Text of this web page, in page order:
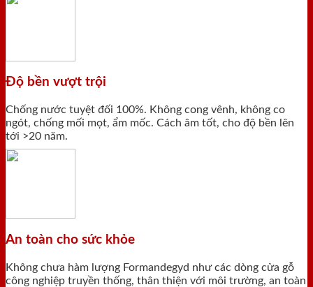
Độ bền vượt trội
Chống nước tuyệt đối 100%. Không cong vênh, không co
ngót, chống mối mọt, ẩm mốc. Cách âm tốt, cho độ bền lên
tới >20 năm.
An toàn cho sức khỏe
Không chưa hàm lượng Formandegyd như các dòng cửa gỗ
công nghiệp truyền thống, thân thiện với môi trường, an toàn